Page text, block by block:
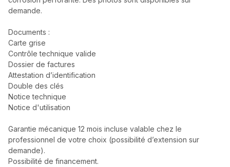
demande.
Documents :
Carte grise
Contrôle technique valide
Dossier de factures
Attestation d’identification
Double des clés
Notice technique
Notice d'utilisation
Garantie mécanique 12 mois incluse valable chez le
professionnel de votre choix (possibilité d’extension sur
demande).
Possibilité de financement.